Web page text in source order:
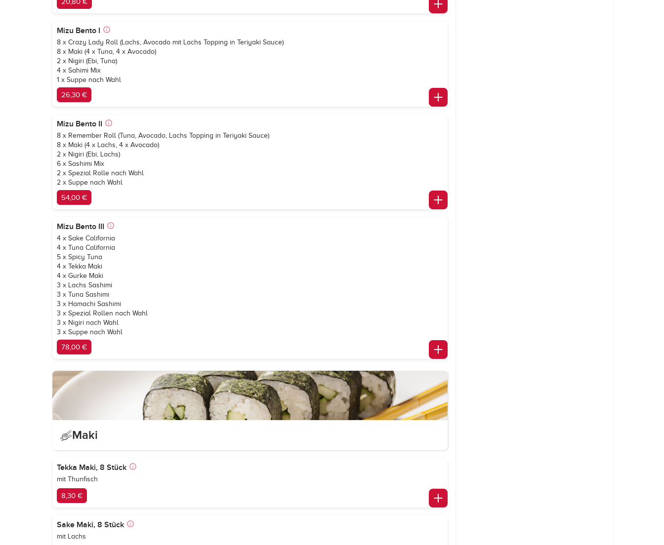
Mizu Bento I
8 x Crazy Lady Roll (Lachs, Avocado mit Lachs Topping in Teriyaki Sauce)
8 x Maki (4 x Tuna, 4 x Avocado)
2 x Nigiri (Ebi, Tuna)
4 x Sahimi Mix
1 x Suppe nach Wahl
26,30 €
Mizu Bento II
8 x Remember Roll (Tuna, Avocado, Lachs Topping in Teriyaki Sauce)
8 x Maki (4 x Lachs, 4 x Avocado)
2 x Nigiri (Ebi, Lachs)
6 x Sashimi Mix
2 x Spezial Rolle nach Wahl
2 x Suppe nach Wahl
54,00 €
Mizu Bento III
4 x Sake California
4 x Tuna California
5 x Spicy Tuna
4 x Tekka Maki
4 x Gurke Maki
3 x Lachs Sashimi
3 x Tuna Sashimi
3 x Hamachi Sashimi
3 x Spezial Rollen nach Wahl
3 x Nigiri nach Wahl
3 x Suppe nach Wahl
78,00 €
Maki
Tekka Maki, 8 Stück
mit Thunfisch
8,30 €
Sake Maki, 8 Stück
mit Lachs